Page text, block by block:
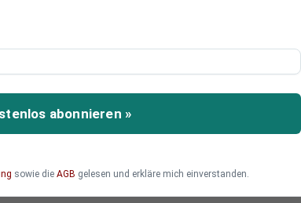
an
Tech-Aktien
abonnieren »
sowie die AGB gelesen und erkläre mich einverstanden.